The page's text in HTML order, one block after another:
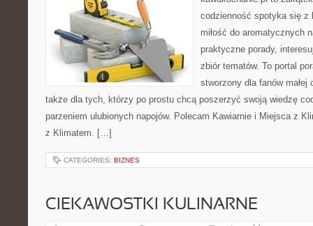
codzienność spotyka się z
miłość do aromatycznych
praktyczne porady,
zbiór tematów. To portal
stworzony dla fanów
także dla tych, którzy po prostu chcą poszerzyć swoją wiedzę
parzeniem ulubionych napojów. Polecam Kawiarnie i Miejsca z
z Klimatem. […]
CATEGORIES: BIZNES
CIEKAWOSTKI KULINARNE